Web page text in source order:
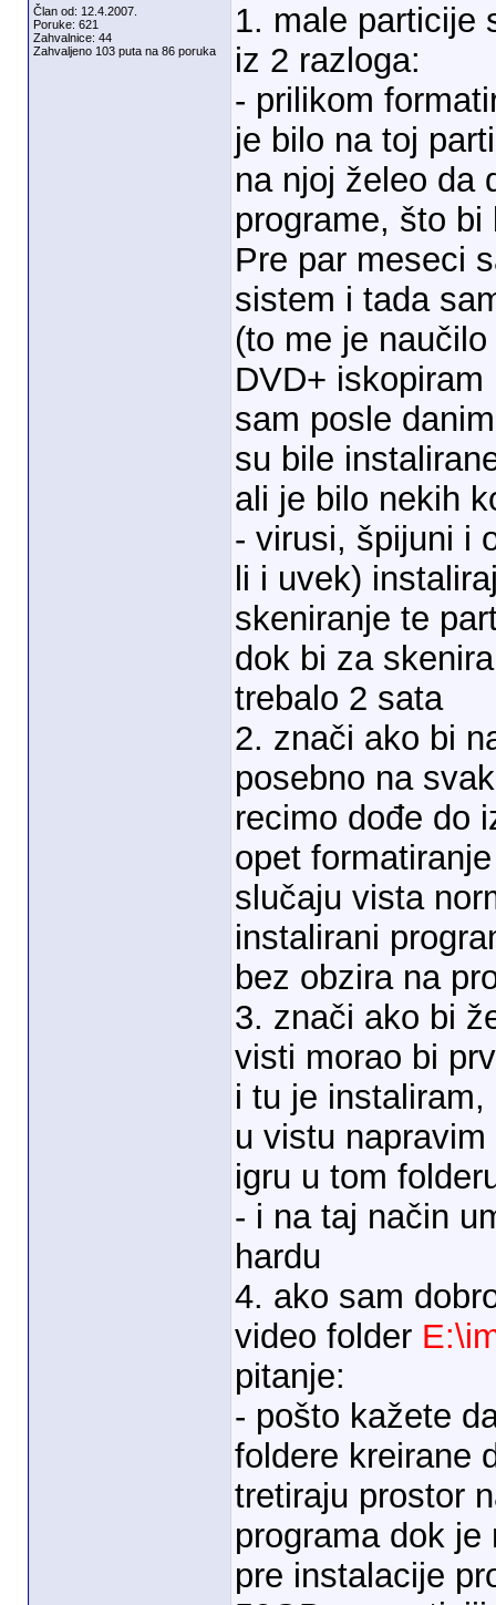
Član od: 12.4.2007.
Poruke: 621
Zahvalnice: 44
Zahvaljeno 103 puta na 86 poruka
1. male particije
iz 2 razloga:
- prilikom
je bilo na toj
na njoj želeo da
programe, što
Pre par meseci
sistem i tada
(to me je
DVD+
sam posle
su bile
ali je bilo nekih
- virusi, špijuni i
li i uvek)
skeniranje te
dok bi za
trebalo 2 sata
2. znači ako bi
posebno na
recimo dođe do
opet
slučaju vista
instalirani
bez obzira na
3. znači ako bi
visti morao bi
i tu je
u vistu
igru u tom
- i na taj način
hardu
4. ako sam
video folder
pitanje:
- pošto kažete
foldere kreirane
tretiraju prostor
programa dok
pre instalacije